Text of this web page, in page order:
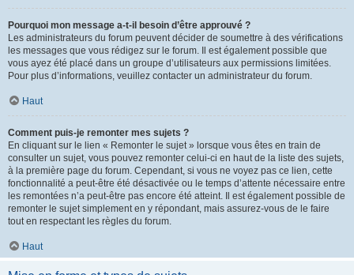
Pourquoi mon message a-t-il besoin d’être approuvé ?
Les administrateurs du forum peuvent décider de soumettre à des vérifications
les messages que vous rédigez sur le forum. Il est également possible que
vous ayez été placé dans un groupe d’utilisateurs aux permissions limitées.
Pour plus d’informations, veuillez contacter un administrateur du forum.
Haut
Comment puis-je remonter mes sujets ?
En cliquant sur le lien « Remonter le sujet » lorsque vous êtes en train de
consulter un sujet, vous pouvez remonter celui-ci en haut de la liste des sujets,
à la première page du forum. Cependant, si vous ne voyez pas ce lien, cette
fonctionnalité a peut-être été désactivée ou le temps d’attente nécessaire entre
les remontées n’a peut-être pas encore été atteint. Il est également possible de
remonter le sujet simplement en y répondant, mais assurez-vous de le faire
tout en respectant les règles du forum.
Haut